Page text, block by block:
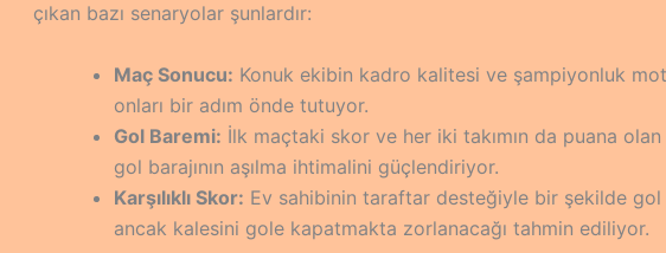
çıkan bazı senaryolar şunlardır:
Maç Sonucu: Konuk ekibin kadro kalitesi ve şampiyonluk
onları bir adım önde tutuyor.
Gol Baremi: İlk maçtaki skor ve her iki takımın da puana olan
gol barajının aşılma ihtimalini güçlendiriyor.
Karşılıklı Skor: Ev sahibinin taraftar desteğiyle bir şekilde
ancak kalesini gole kapatmakta zorlanacağı tahmin ediliyor.